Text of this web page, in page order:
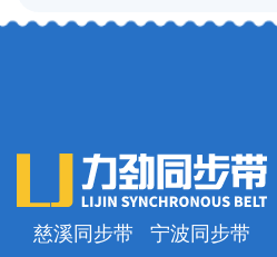
慈溪同步带 宁波同步带